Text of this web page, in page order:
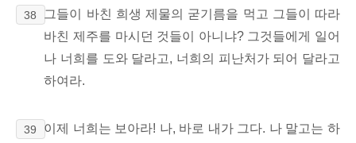
38
그들이 바친 희생 제물의 굳기름을 먹고 그들이 따라
바친 제주를 마시던 것들이 아니냐? 그것들에게 일어
나 너희를 도와 달라고, 너희의 피난처가 되어 달라고
하여라.
39
이제 너희는 보아라! 나, 바로 내가 그다. 나 말고는 하